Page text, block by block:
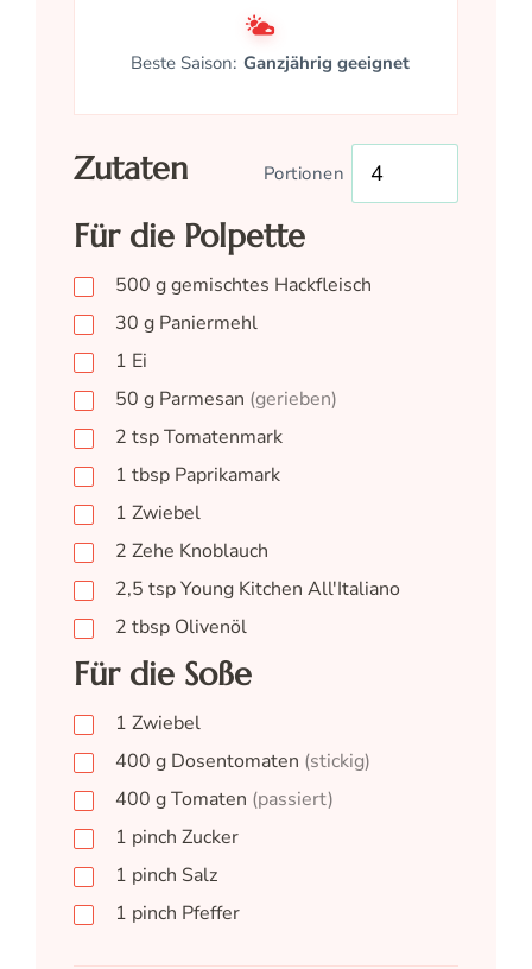
Beste Saison: Ganzjährig geeignet
Zutaten Portionen
Für die Polpette
500 ggemischtes Hackfleisch
30 g Paniermehl
1 Ei
50 g Parmesan (gerieben)
2 tspTomatenmark
1 tbsp Paprikamark
1 Zwiebel
2 Zehe Knoblauch
2,5 tspYoung Kitchen All'Italiano
2 tbsp Olivenöl
Für die Soße
1 Zwiebel
400 g Dosentomaten (stickig)
400 gTomaten (passiert)
1 pinch Zucker
1 pinch Salz
1 pinch Pfeffer